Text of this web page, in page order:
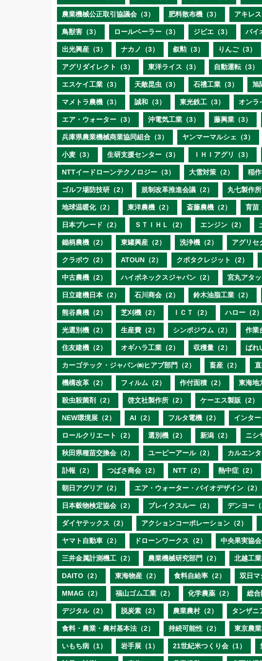
農業機械公正取引協議会（3） 肥料散布機（3） アキレス
鳥獣害（3） ロールベーラー（3） ジビエ（3） バイ
出光興産（3） ナカノ（3） 叙勲（3） りんご（3）
アグリダイレクト（3） 東洋ライス（3） 自動運転（3）
エスケイ工業（3） 天敵昆虫（3） 石禮工業（3） 旭
マメトラ農機（3） 誠和（3） 東光鉄工（3） オンラ
エア・ウォーター（3） 沖電気工業（3） 藤興業（3）
兵庫県農業機械商業協同組合（3） ヤンマーマルシェ（3）
小麦（3） 生研支援センター（3） ＩＨＩアグリ（3）
NTTイードローンテクノロジー（3） 大雪対策（2） 稲作
ゴルフ場防技研（2） 規制改革推進会議（2） 丸七製作所
地球温暖化（2） 東洋農機（2） 斎藤農機（2） 育苗
日本ブレード（2） ＳＴＩＨＬ（2） エンジン（2）
鋤柄農機（2） 東罐興産（2） 洗浄機（2） アグリセ
クラボウ（2） ATOUN（2） クボタクレジット（2）
中古農機（2） ハイポネックスジャパン（2） 宮丸アタッ
日立建機日本（2） 石川商会（2） 鈴木油脂工業（2）
熊谷農機（2） 芝刈機（2） ＩＣＴ（2） ハロー（2）
光選別機（2） 生産費（2） シンポジウム（2） 作業
住友建機（2） オギハラ工業（2） 収穫量（2） ばれ
カーゴテック・ジャパン㈱ヒアブ部門（2） 畜産（2）
機構改革（2） フィルム（2） 作付面積（2） 東海地
殺虫殺菌剤（2） 啓文社製作所（2） ケーエス製販（2）
NEW環境展（2） AI（2） フルタ電機（2） インター
ロールクリエート（2） 選別機（2） 新潟（2） ニシ
秋田県種苗交換会（2） ユーピーアール（2） カルエン
訃報（2） つばさ商会（2） NTT（2） 熱中症（2）
朝日アグリア（2） エア・ウォーター・バイオデザイン（2）
日本穀物検定協会（2） ブレイクスルー（2） デンヨー（
ダイヤテックス（2） アクションコーポレーション（2）
ヤマト自動車（2） ドローンワークス（2） 中央果実協会
三井金属計測機工（2） 農業機械研究部門（2） 北越工業
DAITO（2） 東海物産（2） 食料自給率（2） 双日マ
MMAG（2） 福山ゴム工業（2） 化学農薬（2） 総合
デジタル（2） 脱炭素（2） 農業農村（2） タンザニ
食料・農業・農村基本法（2） 持続可能性（2） 東京農業
いもち病（1） 岩手展（1） 21世紀米つくり会（1）